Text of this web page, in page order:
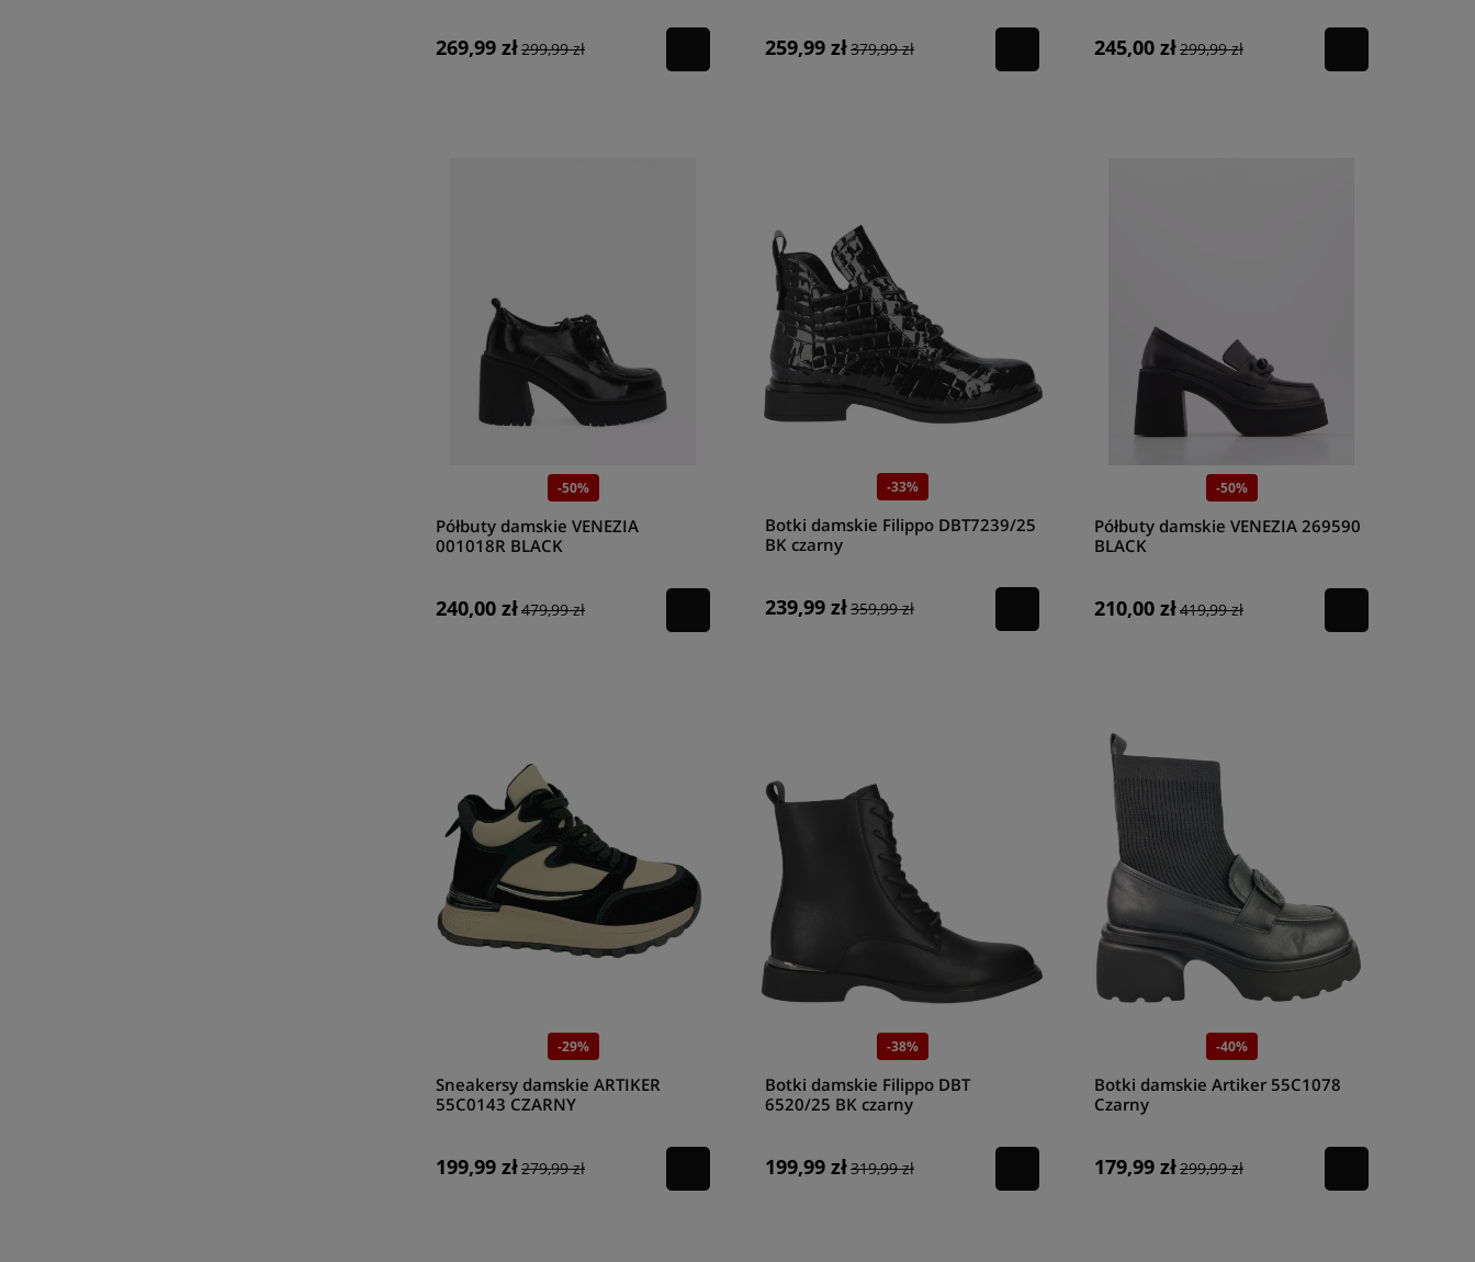
269,99 zł299,99 zł 259,99 zł379,99 zł 245,00 zł299,99 zł
-50%
Półbuty damskie VENEZIA
001018R BLACK
240,00 zł479,99 zł
-33%
Botki damskie Filippo DBT7239/25
BK czarny
239,99 zł359,99 zł
-50%
Półbuty damskie VENEZIA 269590
BLACK
210,00 zł419,99 zł
-29%
Sneakersy damskie ARTIKER
55C0143 CZARNY
199,99 zł279,99 zł
-38%
Botki damskie Filippo DBT
6520/25 BK czarny
199,99 zł319,99 zł
-40%
Botki damskie Artiker 55C1078
Czarny
179,99 zł299,99 zł